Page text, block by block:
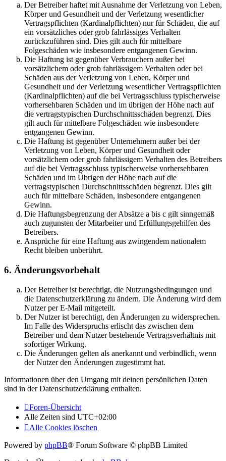
Der Betreiber haftet mit Ausnahme der Verletzung von Leben,
Körper und Gesundheit und der Verletzung wesentlicher
Vertragspflichten (Kardinalpflichten) nur für Schäden, die auf
ein vorsätzliches oder grob fahrlässiges Verhalten
zurückzuführen sind. Dies gilt auch für mittelbare
Folgeschäden wie insbesondere entgangenen Gewinn.
Die Haftung ist gegenüber Verbrauchern außer bei
vorsätzlichem oder grob fahrlässigem Verhalten oder bei
Schäden aus der Verletzung von Leben, Körper und
Gesundheit und der Verletzung wesentlicher Vertragspflichten
(Kardinalpflichten) auf die bei Vertragsschluss typischerweise
vorhersehbaren Schäden und im übrigen der Höhe nach auf
die vertragstypischen Durchschnittsschäden begrenzt. Dies
gilt auch für mittelbare Folgeschäden wie insbesondere
entgangenen Gewinn.
Die Haftung ist gegenüber Unternehmern außer bei der
Verletzung von Leben, Körper und Gesundheit oder
vorsätzlichem oder grob fahrlässigem Verhalten des Betreibers
auf die bei Vertragsschluss typischerweise vorhersehbaren
Schäden und im Übrigen der Höhe nach auf die
vertragstypischen Durchschnittsschäden begrenzt. Dies gilt
auch für mittelbare Schäden, insbesondere entgangenen
Gewinn.
Die Haftungsbegrenzung der Absätze a bis c gilt sinngemäß
auch zugunsten der Mitarbeiter und Erfüllungsgehilfen des
Betreibers.
Ansprüche für eine Haftung aus zwingendem nationalem
Recht bleiben unberührt.
6. Änderungsvorbehalt
Der Betreiber ist berechtigt, die Nutzungsbedingungen und
die Datenschutzerklärung zu ändern. Die Änderung wird dem
Nutzer per E-Mail mitgeteilt.
Der Nutzer ist berechtigt, den Änderungen zu widersprechen.
Im Falle des Widerspruchs erlischt das zwischen dem
Betreiber und dem Nutzer bestehende Vertragsverhältnis mit
sofortiger Wirkung.
Die Änderungen gelten als anerkannt und verbindlich, wenn
der Nutzer den Änderungen zugestimmt hat.
Informationen über den Umgang mit deinen persönlichen Daten
sind in der Datenschutzerklärung enthalten.
Foren-Übersicht
Alle Zeiten sind UTC+02:00
Alle Cookies löschen
Powered by phpBB® Forum Software © phpBB Limited